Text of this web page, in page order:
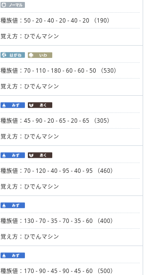
種族値：50 - 20 - 40 - 20 - 40 - 20 （190）
覚え方：ひでんマシン
種族値：70 - 110 - 180 - 60 - 60 - 50 （530）
覚え方：ひでんマシン
種族値：45 - 90 - 20 - 65 - 20 - 65 （305）
覚え方：ひでんマシン
種族値：70 - 120 - 40 - 95 - 40 - 95 （460）
覚え方：ひでんマシン
種族値：130 - 70 - 35 - 70 - 35 - 60 （400）
覚え方：ひでんマシン
種族値：170 - 90 - 45 - 90 - 45 - 60 （500）